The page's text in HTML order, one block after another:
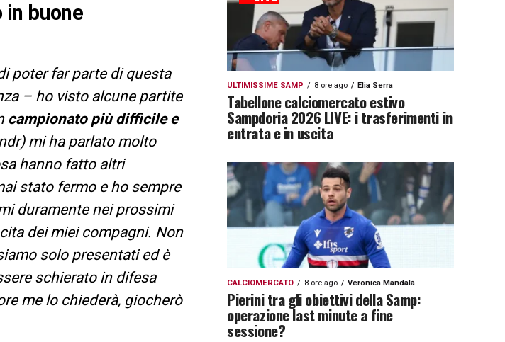
in buone
poter far parte di questa
– ho visto alcune partite
campionato più difficile e
mi ha parlato molto
hanno fatto altri
stato fermo e ho sempre
duramente nei prossimi
dei miei compagni. Non
solo presentati ed è
schierato in difesa
me lo chiederà, giocherò
ULTIMISSIME SAMP 8 ore ago Elia Serra
Tabellone calciomercato estivo
Sampdoria 2026 LIVE: i trasferimenti in
entrata e in uscita
CALCIOMERCATO 8 ore ago Veronica Mandalà
Pierini tra gli obiettivi della Samp:
operazione last minute a fine
sessione?